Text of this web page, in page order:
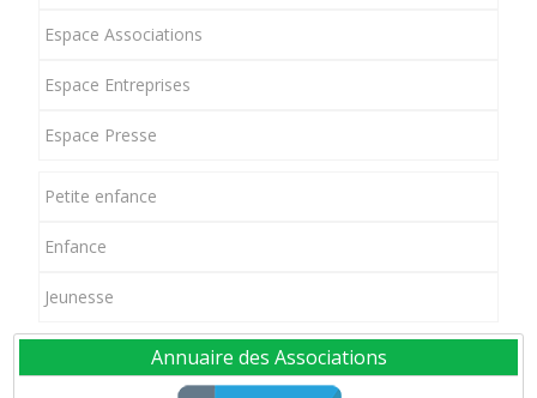
Espace Associations
Espace Entreprises
Espace Presse
Petite enfance
Enfance
Jeunesse
Annuaire des Associations